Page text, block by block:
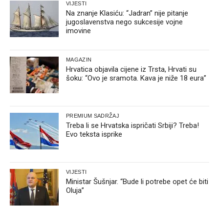
VIJESTI
Na znanje Klasiću: “Jadran” nije pitanje
jugoslavenstva nego sukcesije vojne
imovine
MAGAZIN
Hrvatica objavila cijene iz Trsta, Hrvati su
šoku: “Ovo je sramota. Kava je niže 18 eura”
PREMIUM SADRŽAJ
Treba li se Hrvatska ispričati Srbiji? Treba!
Evo teksta isprike
VIJESTI
Ministar Šušnjar. “Bude li potrebe opet će biti
Oluja”